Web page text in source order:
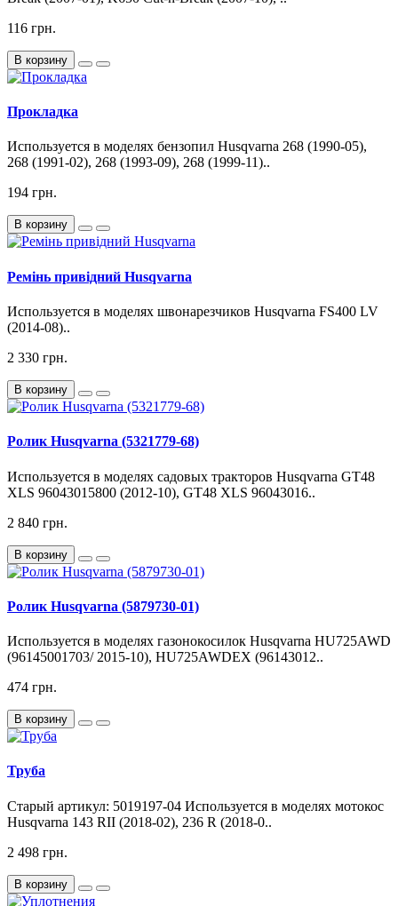
116 грн.
В корзину
Прокладка
Используется в моделях бензопил Husqvarna 268 (1990-05),
268 (1991-02), 268 (1993-09), 268 (1999-11)..
194 грн.
В корзину
Ремінь привідний Husqvarna
Используется в моделях швонарезчиков Husqvarna FS400 LV
(2014-08)..
2 330 грн.
В корзину
Ролик Husqvarna (5321779-68)
Используется в моделях садовых тракторов Husqvarna GT48
XLS 96043015800 (2012-10), GT48 XLS 96043016..
2 840 грн.
В корзину
Ролик Husqvarna (5879730-01)
Используется в моделях газонокосилок Husqvarna HU725AWD
(96145001703/ 2015-10), HU725AWDEX (96143012..
474 грн.
В корзину
Труба
Старый артикул: 5019197-04 Используется в моделях мотокос
Husqvarna 143 RII (2018-02), 236 R (2018-0..
2 498 грн.
В корзину